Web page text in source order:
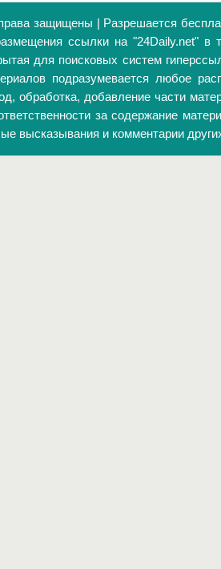
защищены | Разрешается
ссылки на "24Daily.net" в
для поисковых систем
подразумевается любое
обработка, добавление части
за содержание
высказывания и комментарии